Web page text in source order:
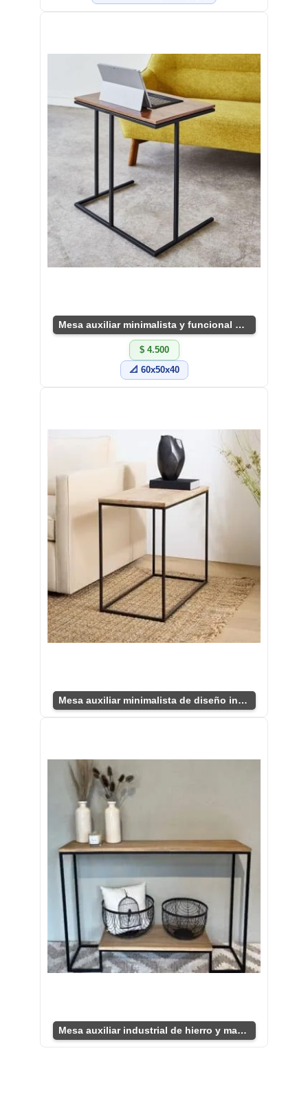
Mesa auxiliar minimalista y funcional para hogar
$ 4.500
📐 60x50x40
Mesa auxiliar minimalista de diseño industrial
Mesa auxiliar industrial de hierro y madera